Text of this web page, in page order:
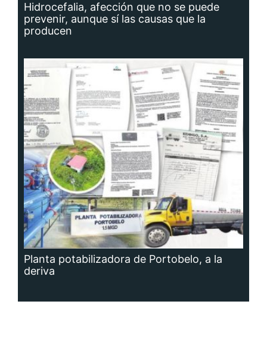
Hidrocefalia, afección que no se puede
prevenir, aunque sí las causas que la
producen
Planta potabilizadora de Portobelo, a la
deriva